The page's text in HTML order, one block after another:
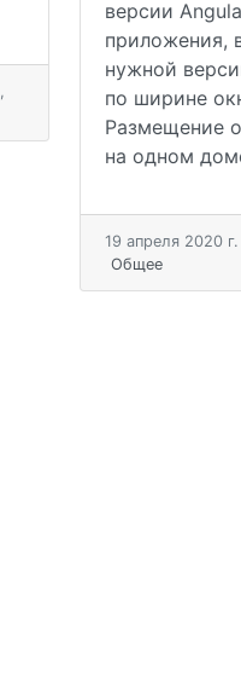
,
версии
приложения,
нужной
по ширине
Размещение
на одном
19 апреля 2020 г.
Общее